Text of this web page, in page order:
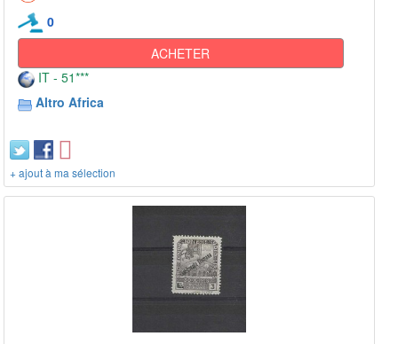
0
ACHETER
IT - 51***
Altro Africa
+ ajout à ma sélection